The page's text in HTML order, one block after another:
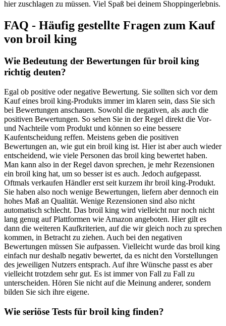
hier zuschlagen zu müssen. Viel Spaß bei deinem Shoppingerlebnis.
FAQ - Häufig gestellte Fragen zum Kauf
von broil king
Wie Bedeutung der Bewertungen für broil king
richtig deuten?
Egal ob positive oder negative Bewertung. Sie sollten sich vor dem
Kauf eines broil king-Produkts immer im klaren sein, dass Sie sich
bei Bewertungen anschauen. Sowohl die negativen, als auch die
positiven Bewertungen. So sehen Sie in der Regel direkt die Vor-
und Nachteile vom Produkt und können so eine bessere
Kaufentscheidung reffen. Meistens geben die positiven
Bewertungen an, wie gut ein broil king ist. Hier ist aber auch wieder
entscheidend, wie viele Personen das broil king bewertet haben.
Man kann also in der Regel davon sprechen, je mehr Rezensionen
ein broil king hat, um so besser ist es auch. Jedoch aufgepasst.
Oftmals verkaufen Händler erst seit kurzem ihr broil king-Produkt.
Sie haben also noch wenige Bewertungen, liefern aber dennoch ein
hohes Maß an Qualität. Wenige Rezensionen sind also nicht
automatisch schlecht. Das broil king wird vielleicht nur noch nicht
lang genug auf Plattformen wie Amazon angeboten. Hier gilt es
dann die weiteren Kaufkriterien, auf die wir gleich noch zu sprechen
kommen, in Betracht zu ziehen. Auch bei den negativen
Bewertungen müssen Sie aufpassen. Vielleicht wurde das broil king
einfach nur deshalb negativ bewertet, da es nicht den Vorstellungen
des jeweiligen Nutzers entsprach. Auf ihre Wünsche passt es aber
vielleicht trotzdem sehr gut. Es ist immer von Fall zu Fall zu
unterscheiden. Hören Sie nicht auf die Meinung anderer, sondern
bilden Sie sich ihre eigene.
Wie seriöse Tests für broil king finden?